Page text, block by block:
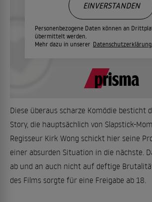
Personenbezogene Daten können an
übermittelt werden.
Mehr dazu in unserer Datenschutzerklärung.
EINVERSTANDEN
Diese überaus scharze Komödie besticht
Story, die hauptsächlich von Slapstick-
Regisseur Kirk Wong schickt hier seine
einer absurden Situation in die nächste.
ab und an auch nicht auf deftige
des Films sorgte für eine Freigabe ab 18.